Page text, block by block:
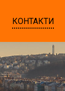
КОНТАКТИ